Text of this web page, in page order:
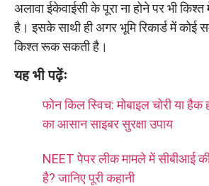
अलावा ईकेवाईसी के पूरा ना होने पर भी
है। इसके साथी ही अगर भूमि रिकार्ड में कोई
किश्त रूक सकती है।
यह भी पढ़ेंः
फोन किल स्विच: मोबाइल चोरी या हैक
का आसान साइबर सुरक्षा उपाय
NEET पेपर लीक मामले में सीबीआई की
है? जानिए पूरी कहानी